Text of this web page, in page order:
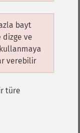
bayt
ve
verebilir
türe